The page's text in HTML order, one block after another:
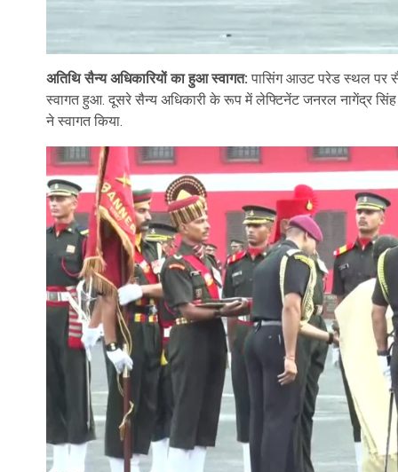
आईएमए की पासिंग आउट परेड:शनिवार 13 जून की सुबह करीब पौने
चैटवुड बिल्डिंग के परिसर में पहुंचे. इसके साथ ही सभी कैडेट्स भी
निशान यानी झंडा परेड स्थल पर लाया गया. अकादमी निशान को खड़े
अतिथि सैन्य अधिकारियों का हुआ स्वागत: पासिंग आउट परेड स्थल पर
स्वागत हुआ. दूसरे सैन्य अधिकारी के रूप में लेफ्टिनेंट जनरल नागेंद्र
ने स्वागत किया.